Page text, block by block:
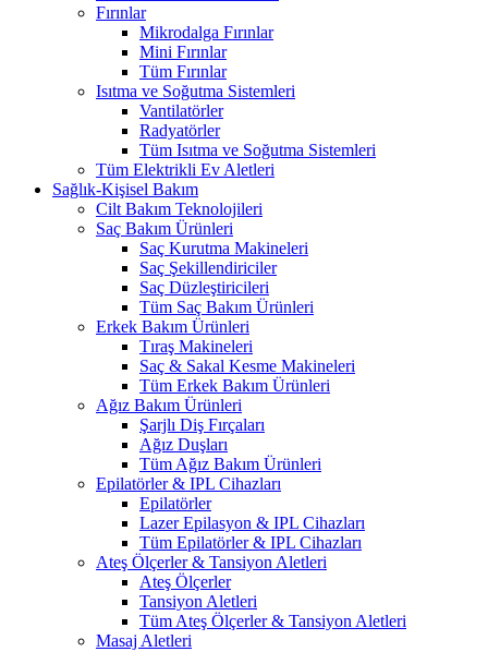
Fırınlar
Mikrodalga Fırınlar
Mini Fırınlar
Tüm Fırınlar
Isıtma ve Soğutma Sistemleri
Vantilatörler
Radyatörler
Tüm Isıtma ve Soğutma Sistemleri
Tüm Elektrikli Ev Aletleri
Sağlık-Kişisel Bakım
Cilt Bakım Teknolojileri
Saç Bakım Ürünleri
Saç Kurutma Makineleri
Saç Şekillendiriciler
Saç Düzleştiricileri
Tüm Saç Bakım Ürünleri
Erkek Bakım Ürünleri
Tıraş Makineleri
Saç & Sakal Kesme Makineleri
Tüm Erkek Bakım Ürünleri
Ağız Bakım Ürünleri
Şarjlı Diş Fırçaları
Ağız Duşları
Tüm Ağız Bakım Ürünleri
Epilatörler & IPL Cihazları
Epilatörler
Lazer Epilasyon & IPL Cihazları
Tüm Epilatörler & IPL Cihazları
Ateş Ölçerler & Tansiyon Aletleri
Ateş Ölçerler
Tansiyon Aletleri
Tüm Ateş Ölçerler & Tansiyon Aletleri
Masaj Aletleri